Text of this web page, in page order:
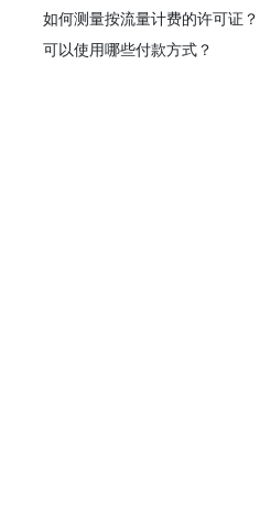
如何测量按流量计费的许可证？
可以使用哪些付款方式？